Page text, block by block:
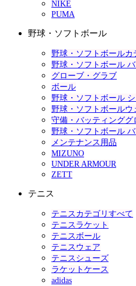
NIKE
PUMA
野球・ソフトボール
野球・ソフトボールカ
野球・ソフトボール バ
グローブ・グラブ
ボール
野球・ソフトボール
野球・ソフトボールウ
守備・バッティンググ
野球・ソフトボール
メンテナンス用品
MIZUNO
UNDER ARMOUR
ZETT
テニス
テニスカテゴリすべて
テニスラケット
テニスボール
テニスウェア
テニスシューズ
ラケットケース
adidas